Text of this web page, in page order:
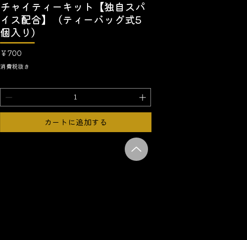
クイックビュー
チャイティーキット【独自スパ
イス配合】（ティーバッグ式5
個入り）
価格
￥700
消費税抜き
カートに追加する